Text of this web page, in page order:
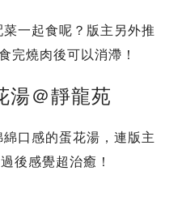
一起食呢？版主另外推
完燒肉後可以消滯！
湯＠靜龍苑
口感的蛋花湯，連版主
後感覺超治癒！